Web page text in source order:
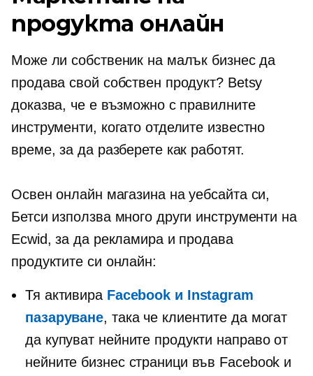
продукта онлайн
Може ли собственик на малък бизнес да
продава свой собствен продукт? Betsy
доказва, че е възможно с правилните
инструменти, когато отделите известно
време, за да разберете как работят.
Освен онлайн магазина на уебсайта си,
Бетси използва много други инструменти на
Ecwid, за да рекламира и продава
продуктите си онлайн:
Тя активира Facebook и Instagram
пазаруване, така че клиентите да могат
да купуват нейните продукти направо от
нейните бизнес страници във Facebook и